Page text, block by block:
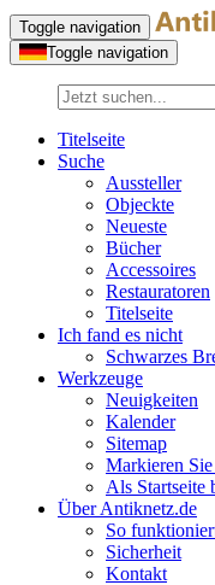
Toggle navigation
Toggle navigation
Titelseite
Suche
Aussteller
Objeckte
Neueste
Bücher
Accessoires
Restauratoren
Titelseite
Ich fand es nicht
Schwarzes
Werkzeuge
Neuigkeiten
Kalender
Sitemap
Markieren
Als Startseite
Über Antiknetz.de
So
Sicherheit
Kontakt